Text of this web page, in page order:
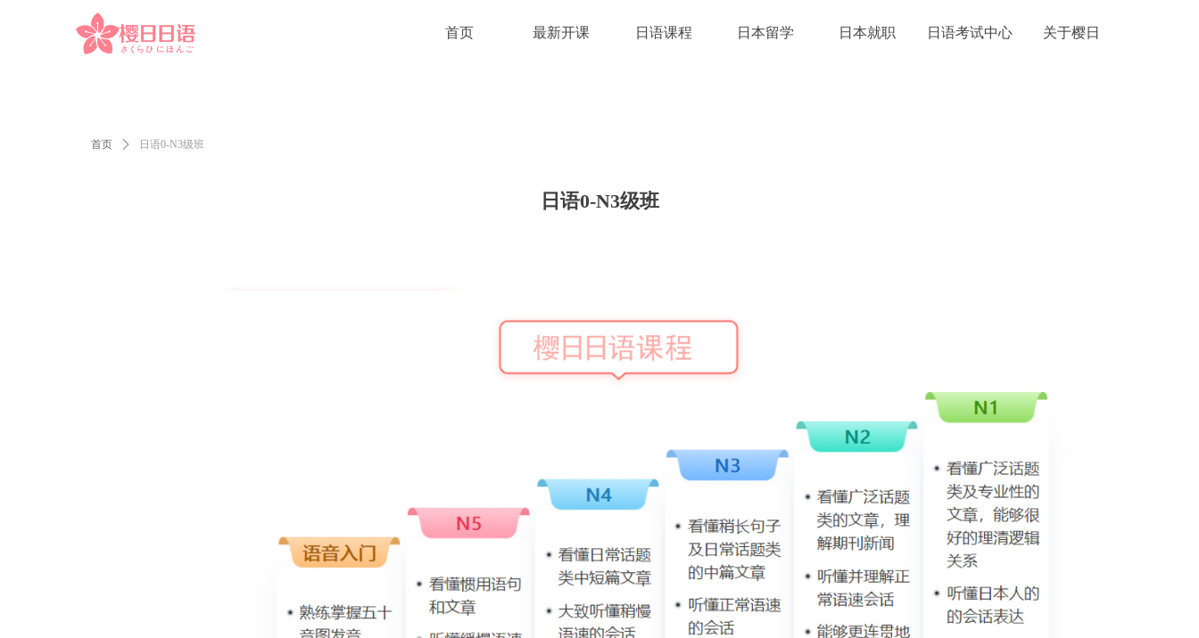
首页 最新开课 日语课程 日本留学 日本就职 日语考试中心 关于樱日
首页 ꄲ 日语0-N3级班
日语0-N3级班